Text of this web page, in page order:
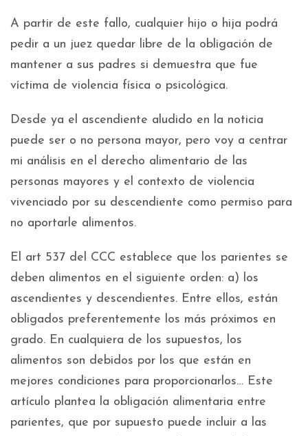
A partir de este fallo, cualquier hijo o hija podrá
pedir a un juez quedar libre de la obligación de
mantener a sus padres si demuestra que fue
víctima de violencia física o psicológica.
Desde ya el ascendiente aludido en la noticia
puede ser o no persona mayor, pero voy a centrar
mi análisis en el derecho alimentario de las
personas mayores y el contexto de violencia
vivenciado por su descendiente como permiso para
no aportarle alimentos.
El art 537 del CCC establece que los parientes se
deben alimentos en el siguiente orden: a) los
ascendientes y descendientes. Entre ellos, están
obligados preferentemente los más próximos en
grado. En cualquiera de los supuestos, los
alimentos son debidos por los que están en
mejores condiciones para proporcionarlos… Este
artículo plantea la obligación alimentaria entre
parientes, que por supuesto puede incluir a las